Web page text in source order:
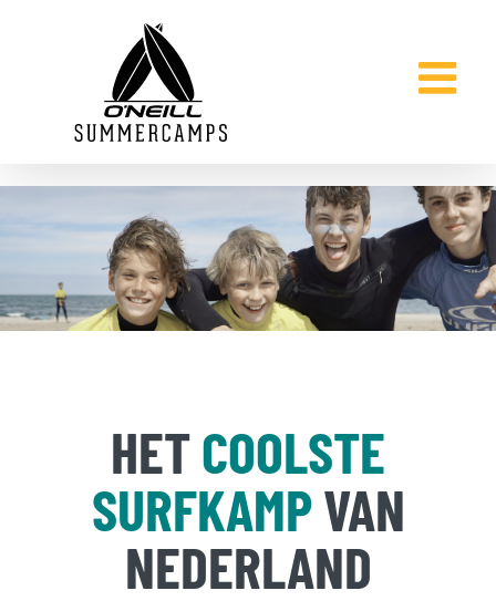
HETCOOLSTE
SURFKAMPVAN
NEDERLAND